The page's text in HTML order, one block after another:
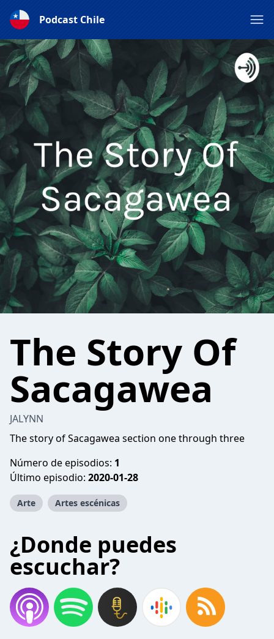
Podcast Chile
The Story Of
Sacagawea
JALYNN
The story of Sacagawea section one through three
Número de episodios: 1
Último episodio: 2020-01-28
Arte Artes escénicas
¿Donde puedes
escuchar?